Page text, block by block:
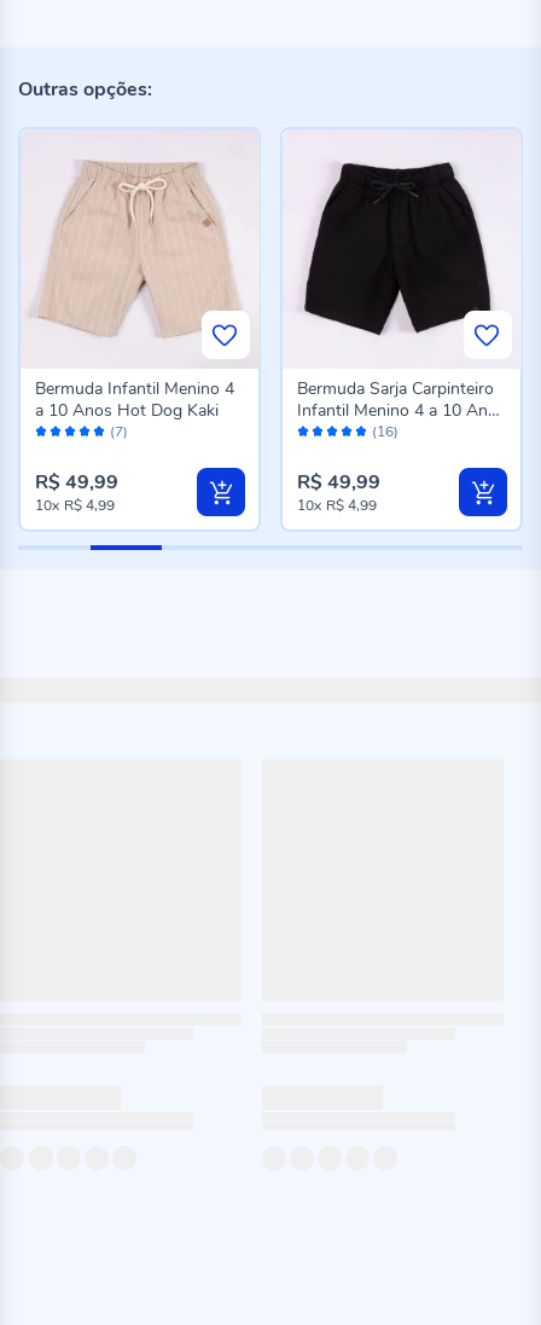
Outras opções:
Avaliação: (7)
Bermuda Infantil Menino 4
a 10 Anos Hot Dog Kaki
R$ 49,99
10x R$ 4,99
Avaliação: (16)
Bermuda Sarja Carpinteiro
Infantil Menino 4 a 10 Anos
Hot Dog Preto
R$ 49,99
10x R$ 4,99